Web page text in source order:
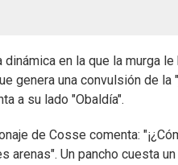
dinámica en la que la murga
genera una convulsión de
a su lado "Obaldía".
de Cosse comenta:
arenas". Un pancho cuesta